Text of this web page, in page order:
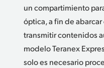
un compartimiento
óptica, a fin de
transmitir contenidos
modelo Teranex
solo es necesario